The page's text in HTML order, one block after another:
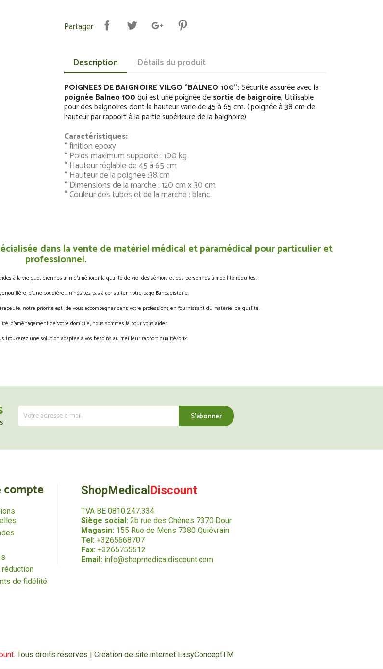
Partager
Description Détails du produit
POIGNEES DE BAIGNOIRE VILGO "BALNEO 100":Sécurité assurée avec la
poignée Balneo 100qui est une poignée desortie de baignoire, Utilisable
pour des baignoires dont la hauteur varie de 45 à 65 cm. ( poignée à 38 cm de
hauteur par rapport à la partie supérieure de la baignoire)
Caractéristiques:
* finition epoxy
* Poids maximum supporté : 100 kg
* Hauteur réglable de 45 à 65 cm
* Hauteur de la poignée :38 cm
* Dimensions de la marche : 120 cm x 30 cm
* Couleur des tubes et de la marche : blanc.
dans la vente de matériel médical et paramédical pour particulier et
professionnel.
à la vie quotidiennes afin d’améliorer la qualité de vie des séniors et des personnes à mobilité réduites.
d’une coudière,… n’hésitez pas à consulter notre page Bandagisterie.
notre priorité est de vous accompagner dans votre professions en fournissant du matériel de qualité.
d’aménagement de votre domicile, nous sommes là pour vous aider.
trouverez une solution adaptée à vos besoins au meilleur rapport qualité/prix.
réduction
de fidélité
ShopMedical Discount
TVA BE 0810.247.334
Siège social:2b rue des Chênes 7370 Dour
Magasin:155 Rue de Mons 7380 Quiévrain
Tel: +3265668707
Fax: +3265755512
Email: info@shopmedicaldiscount.com
. Tous droits réservés | Création de site internet EasyConceptTM